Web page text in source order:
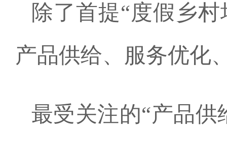
除了首提“度假乡
产品供给、服务优化
最受关注的“产品供